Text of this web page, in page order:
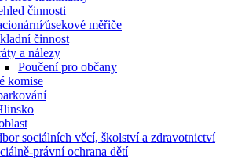
činnosti
měřiče
činnost
a nálezy
Poučení pro občany
komise
sociálních věcí, školství a zdravotnictví
právní ochrana dětí